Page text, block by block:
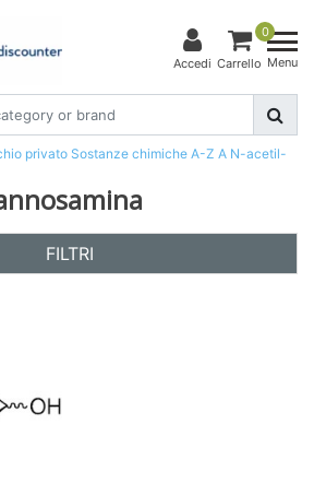
Accedi
0
Carrello Menu
privato Sostanze chimiche A-Z A N-acetil-
FILTRI